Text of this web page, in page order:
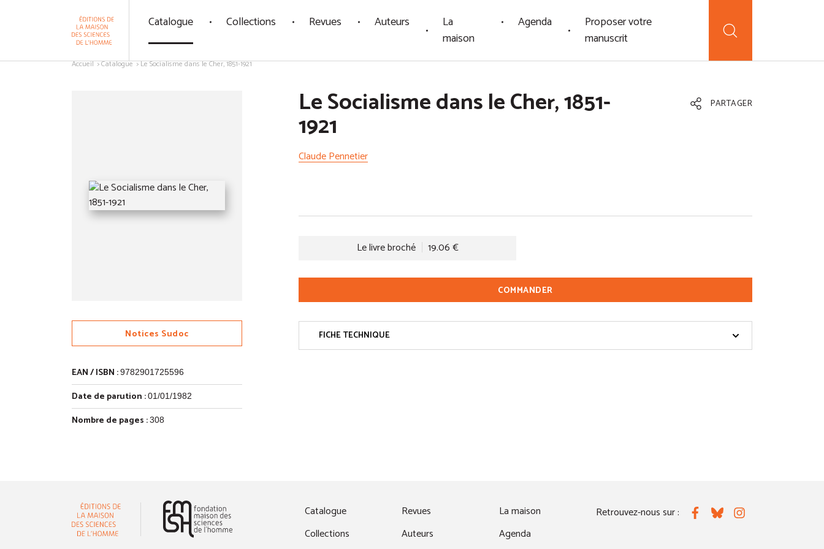
Catalogue Collections Revues Auteurs
La
maison
Agenda
Proposer votre
manuscrit
Accueil Catalogue Le Socialisme dans le Cher, 1851-1921
Notices Sudoc
EAN / ISBN :9782901725596
Date de parution :01/01/1982
Nombre de pages :308
Le Socialisme dans le Cher, 1851-
1921
PARTAGER
Claude Pennetier
Le livre broché 19.06 €
COMMANDER
FICHE TECHNIQUE
Catalogue
Collections
Revues
Auteurs
La maison
Agenda
Retrouvez-nous sur : FacebookBlueskyInstagram